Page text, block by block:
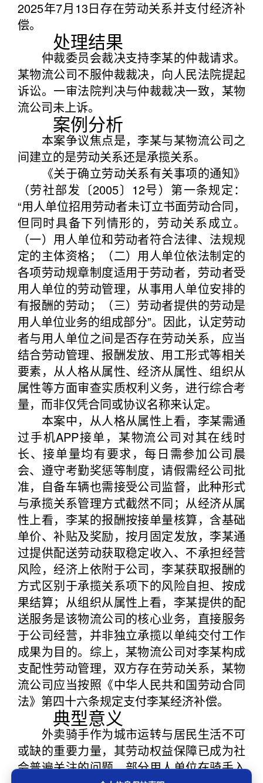
2025年7月13日存在劳动关系并支付经济补
偿。
处理结果
仲裁委员会裁决支持李某的仲裁请求。
某物流公司不服仲裁裁决，向人民法院提起
诉讼。一审法院判决与仲裁裁决一致，某物
流公司未上诉。
案例分析
本案争议焦点是，李某与某物流公司之
间建立的是劳动关系还是承揽关系。
《关于确立劳动关系有关事项的通知》
（劳社部发〔2005〕12号）第一条规定：
“用人单位招用劳动者未订立书面劳动合同，
但同时具备下列情形的，劳动关系成立。
（一）用人单位和劳动者符合法律、法规规
定的主体资格；（二）用人单位依法制定的
各项劳动规章制度适用于劳动者，劳动者受
用人单位的劳动管理，从事用人单位安排的
有报酬的劳动；（三）劳动者提供的劳动是
用人单位业务的组成部分”。因此，认定劳动
者与用人单位之间是否存在劳动关系，应当
结合劳动管理、报酬发放、用工形式等相关
要素，从人格从属性、经济从属性、组织从
属性等方面审查实质权利义务，进行综合考
量，而非仅凭合同或协议名称来认定。
本案中，从人格从属性上看，李某需通
过手机APP接单，某物流公司对其在线时
长、接单量均有要求，每日需参加公司晨
会、遵守考勤奖惩等制度，请假需经公司批
准，自备车辆也需接受公司监督，此种形式
与承揽关系管理方式截然不同；从经济从属
性上看，李某的报酬按接单量核算，含基础
单价、补贴及奖励，按月固定发放，李某通
过提供配送劳动获取稳定收入、不承担经营
风险，经济上依附于公司，李某获取报酬的
方式区别于承揽关系项下的风险自担、按成
果结算；从组织从属性上看，李某提供的配
送服务是该物流公司的核心业务，直接服务
于公司经营，并非独立承揽以单纯交付工作
成果为目的。综上，某物流公司对李某构成
支配性劳动管理，双方存在劳动关系，某物
流公司应当按照《中华人民共和国劳动合同
法》第四十六条规定支付李某经济补偿。
典型意义
外卖骑手作为城市运转与居民生活不可
或缺的重要力量，其劳动权益保障已成为社
会普遍关注的问题。部分用人单位在骑手入